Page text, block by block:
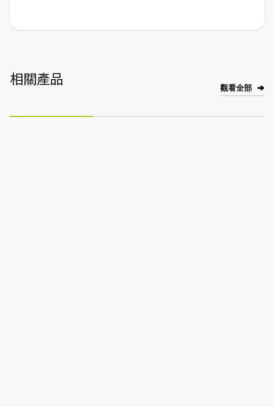
相關產品 觀看全部